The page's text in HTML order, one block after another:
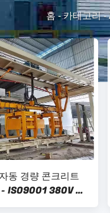
홈-카테고리-
동 경량 콘크리트
ISO9001 380V 회
절단기를 차단합니